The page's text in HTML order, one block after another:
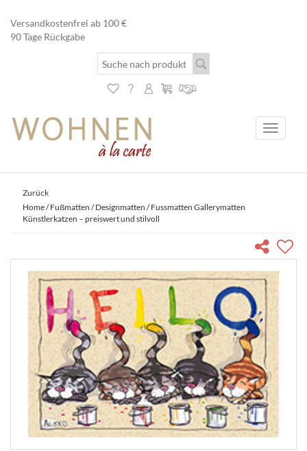
Versandkostenfrei ab 100 €
90 Tage Rückgabe
Toggle
Zurück
Home/Fußmatten /Designmatten / Fussmatten Gallerymatten
Künstlerkatzen – preiswert und stilvoll